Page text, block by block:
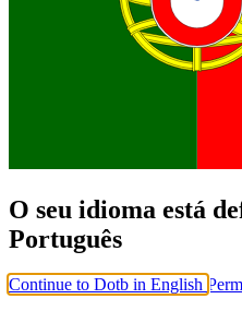
O seu idioma está
Português
Continue to Dotb in English